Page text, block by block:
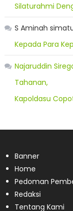
Silaturahmi
S Aminah
Kepada Para
Najaruddin
Tahanan,
Kapoldasu
Banner
Home
Pedoman
Redaksi
Tentang Kami